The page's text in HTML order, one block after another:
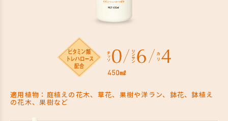
適用植物：庭植えの花木、草花、果樹や洋ラン、鉢花、鉢植え
の花木、果樹など